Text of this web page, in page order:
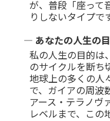
が、普段「座って
りしないタイプで
― あなたの人生の
私の人生の目的は
のサイクルを断ち
地球上の多くの人
で、ガイアの周波
アース・テラノヴ
レベルまで、この